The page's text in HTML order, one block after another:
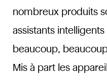
nombreux produits
assistants
beaucoup,
Mis à part les